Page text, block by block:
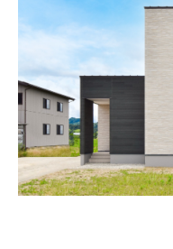
は木目調を採用しやわ